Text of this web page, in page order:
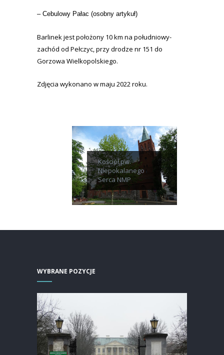
– Cebulowy Pałac (osobny artykuł)
Barlinek jest położony 10 km na południowy-
zachód od Pełczyc, przy drodze nr 151 do
Gorzowa Wielkopolskiego.
Zdjęcia wykonano w maju 2022 roku.
Kościół pw.
Niepokalanego
Serca NMP
WYBRANE POZYCJE